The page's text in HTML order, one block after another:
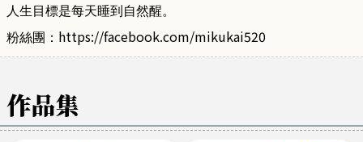
人生目標是每天睡到自然醒。
粉絲團： https://facebook.com/mikukai520
作品集